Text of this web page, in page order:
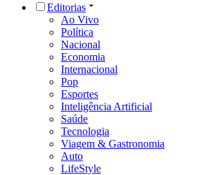
Editorias
Ao Vivo
Política
Nacional
Economia
Internacional
Pop
Esportes
Inteligência Artificial
Saúde
Tecnologia
Viagem & Gastronomia
Auto
LifeStyle